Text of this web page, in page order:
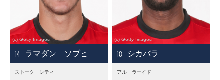
14 ラマダン ソブヒ
ストーク シティ
18 シカバラ
アル ラーイド